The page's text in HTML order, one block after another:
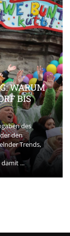
WARUM
BIS
des
den
Trends,
...